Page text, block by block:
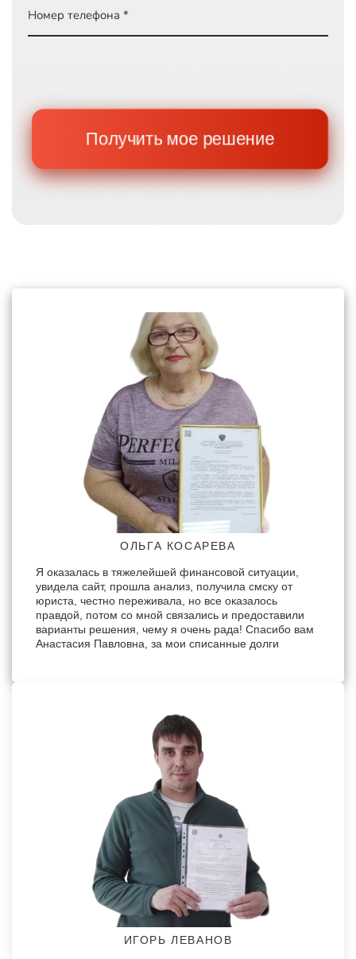
Номер телефона *
Получить мое решение
ОЛЬГА КОСАРЕВА
Я оказалась в тяжелейшей финансовой ситуации,
увидела сайт, прошла анализ, получила смску от
юриста, честно переживала, но все оказалось
правдой, потом со мной связались и предоставили
варианты решения, чему я очень рада! Спасибо вам
Анастасия Павловна, за мои списанные долги
ИГОРЬ ЛЕВАНОВ